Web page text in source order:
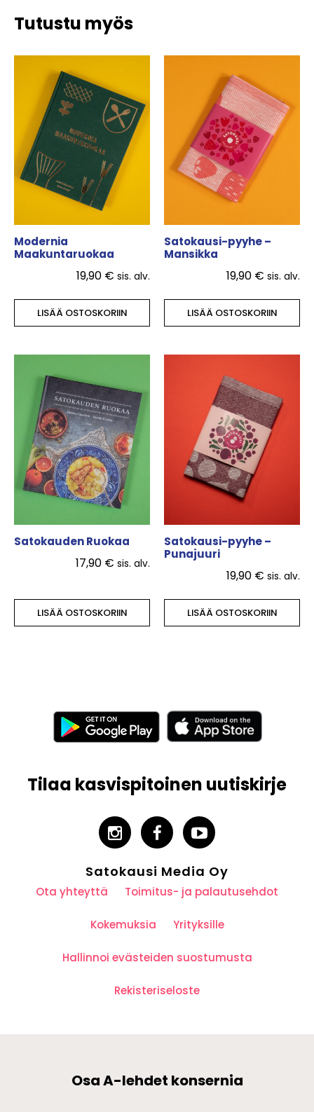
Tutustu myös
Modernia
Maakuntaruokaa
19,90 € sis. alv.
LISÄÄ OSTOSKORIIN
Satokausi-pyyhe –
Mansikka
19,90 € sis. alv.
LISÄÄ OSTOSKORIIN
Satokauden Ruokaa
17,90 € sis. alv.
LISÄÄ OSTOSKORIIN
Satokausi-pyyhe –
Punajuuri
19,90 € sis. alv.
LISÄÄ OSTOSKORIIN
Tilaa kasvispitoinen uutiskirje
Satokausi Media Oy
Ota yhteyttä Toimitus- ja palautusehdot
Kokemuksia Yrityksille
Hallinnoi evästeiden suostumusta
Rekisteriseloste
Osa A-lehdet konsernia